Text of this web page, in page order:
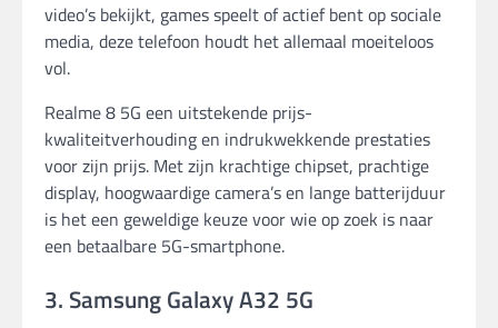
video’s bekijkt, games speelt of actief bent op sociale
media, deze telefoon houdt het allemaal moeiteloos
vol.
Realme 8 5G een uitstekende prijs-
kwaliteitverhouding en indrukwekkende prestaties
voor zijn prijs. Met zijn krachtige chipset, prachtige
display, hoogwaardige camera’s en lange batterijduur
is het een geweldige keuze voor wie op zoek is naar
een betaalbare 5G-smartphone.
3. Samsung Galaxy A32 5G